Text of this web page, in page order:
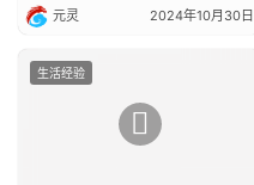
元灵 2024年10月30日
生活经验